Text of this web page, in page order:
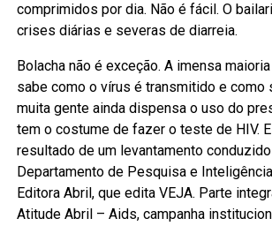
comprimidos por dia. Não é fácil. O
crises diárias e severas de diarreia.
Bolacha não é exceção. A imensa
sabe como o vírus é transmitido e como
muita gente ainda dispensa o uso do
tem o costume de fazer o teste de HIV.
resultado de um levantamento
Departamento de Pesquisa e
Editora Abril, que edita VEJA. Parte
Atitude Abril – Aids, campanha